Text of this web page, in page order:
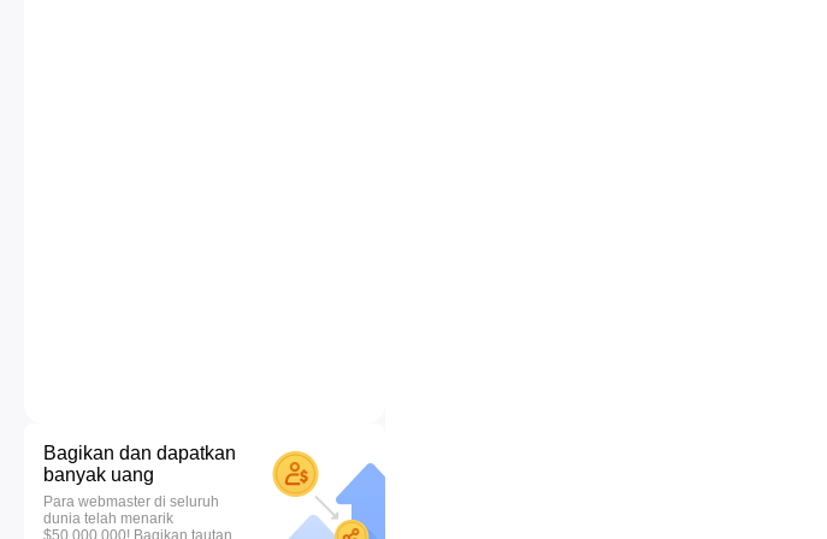
Bagikan dan dapatkan
banyak uang
Para webmaster di seluruh
dunia telah menarik
$50.000.000! Bagikan tautan